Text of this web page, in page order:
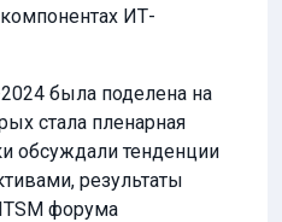
ИТ-
была поделена на
стала пленарная
обсуждали тенденции
результаты
форума